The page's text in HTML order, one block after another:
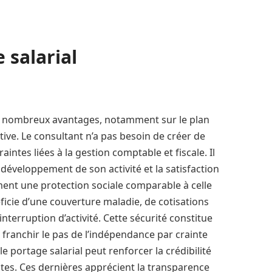
salarial
avantages, notamment sur le plan
Le consultant n’a pas besoin de créer de
liées à la gestion comptable et fiscale. Il
de son activité et la satisfaction
une protection sociale comparable à celle
d’une couverture maladie, de cotisations
d’activité. Cette sécurité constitue
le pas de l’indépendance par crainte
portage salarial peut renforcer la crédibilité
Ces dernières apprécient la transparence